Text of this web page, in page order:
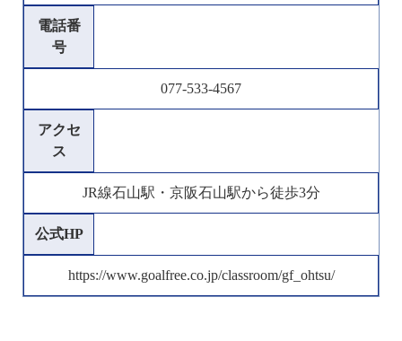
電話番
号
077-533-4567
アクセ
ス
JR線石山駅・京阪石山駅から徒歩3分
公式HP
https://www.goalfree.co.jp/classroom/gf_ohtsu/